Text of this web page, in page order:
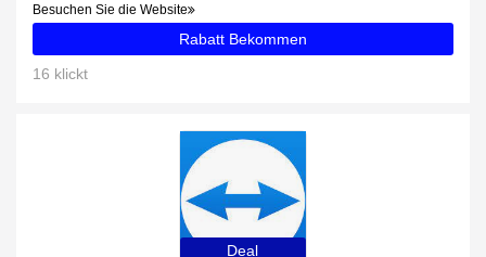
Besuchen Sie die Website
Rabatt Bekommen
16 klickt
Deal